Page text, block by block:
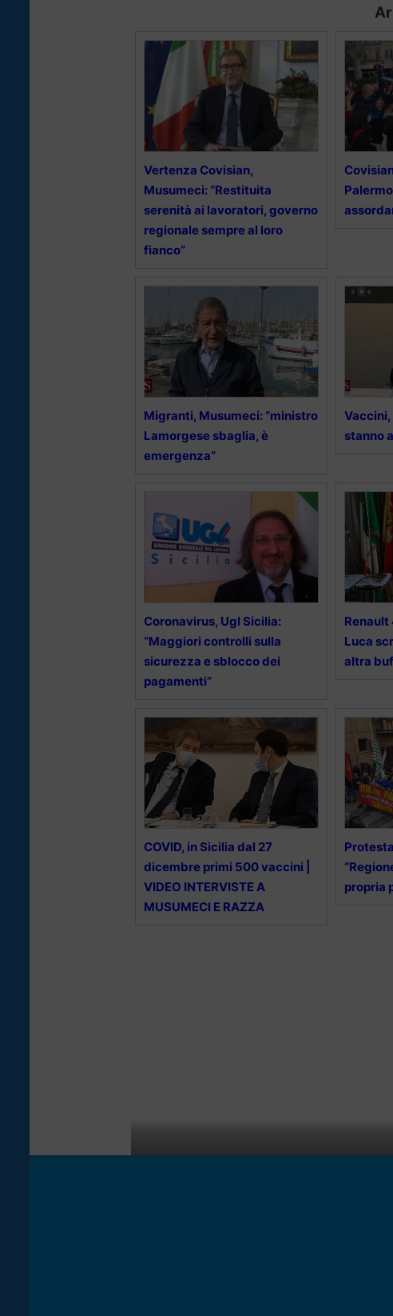
Vertenza Covisian,
Musumeci: “Restituita
serenità ai lavoratori, governo
regionale sempre al loro
fianco”
Migranti, Musumeci: “ministro
Lamorgese sbaglia, è
emergenza”
Vaccini,
stanno
Coronavirus, Ugl Sicilia:
“Maggiori controlli sulla
sicurezza e sblocco dei
pagamenti”
Renault
Luca
altra
COVID, in Sicilia dal 27
dicembre primi 500 vaccini |
VIDEO INTERVISTE A
MUSUMECI E RAZZA
propria